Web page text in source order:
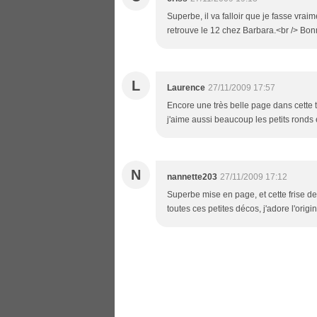
Superbe, il va falloir que je fasse
retrouve le 12 chez Barbara.<br />
L Laurence 27/11/2009 17:57
Encore une très belle page dans
j'aime aussi beaucoup les petits ronds
N nannette203 27/11/2009 17:12
Superbe mise en page, et cette frise
toutes ces petites décos, j'adore